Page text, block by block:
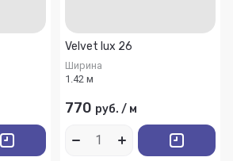
Velvet lux 26
Ширина
1.42 м
770 руб. / м